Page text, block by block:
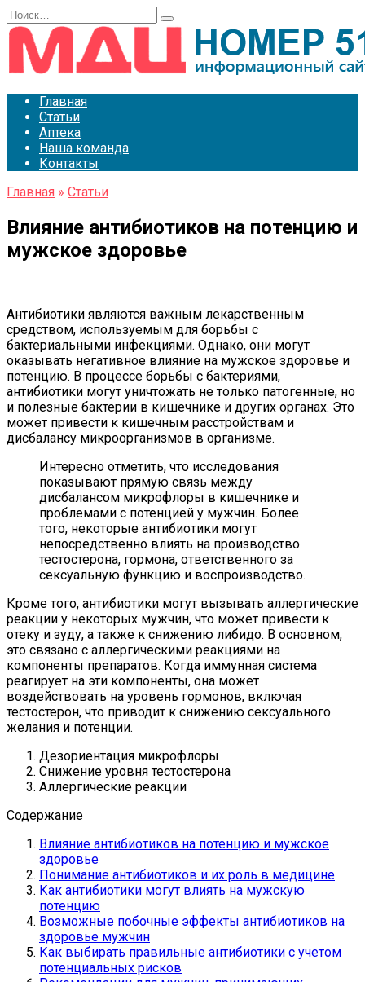
Перейти
к
содержанию
Search
for:
Главная
Статьи
Аптека
Наша команда
Контакты
Главная » Статьи
Влияние антибиотиков на потенцию и
мужское здоровье
Антибиотики являются важным лекарственным
средством, используемым для борьбы с
бактериальными инфекциями. Однако, они могут
оказывать негативное влияние на мужское здоровье и
потенцию. В процессе борьбы с бактериями,
антибиотики могут уничтожать не только патогенные, но
и полезные бактерии в кишечнике и других органах. Это
может привести к кишечным расстройствам и
дисбалансу микроорганизмов в организме.
Интересно отметить, что исследования
показывают прямую связь между
дисбалансом микрофлоры в кишечнике и
проблемами с потенцией у мужчин. Более
того, некоторые антибиотики могут
непосредственно влиять на производство
тестостерона, гормона, ответственного за
сексуальную функцию и воспроизводство.
Кроме того, антибиотики могут вызывать аллергические
реакции у некоторых мужчин, что может привести к
отеку и зуду, а также к снижению либидо. В основном,
это связано с аллергическими реакциями на
компоненты препаратов. Когда иммунная система
реагирует на эти компоненты, она может
воздействовать на уровень гормонов, включая
тестостерон, что приводит к снижению сексуального
желания и потенции.
Дезориентация микрофлоры
Снижение уровня тестостерона
Аллергические реакции
Содержание
Влияние антибиотиков на потенцию и мужское
здоровье
Понимание антибиотиков и их роль в медицине
Как антибиотики могут влиять на мужскую
потенцию
Возможные побочные эффекты антибиотиков на
здоровье мужчин
Как выбирать правильные антибиотики с учетом
потенциальных рисков